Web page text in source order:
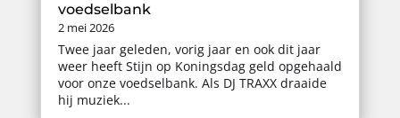
voedselbank
2 mei 2026
Twee jaar geleden, vorig jaar en ook dit jaar
weer heeft Stijn op Koningsdag geld opgehaald
voor onze voedselbank. Als DJ TRAXX draaide
hij muziek...